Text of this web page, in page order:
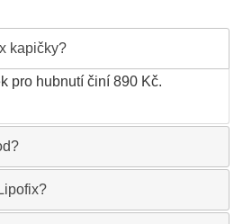
kapičky?
pro hubnutí činí 890 Kč.